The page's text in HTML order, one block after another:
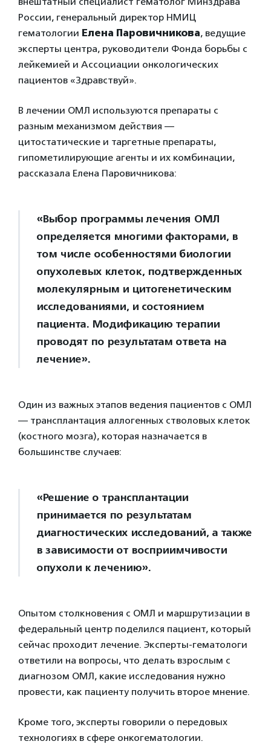
России, генеральный директор НМИЦ
гематологии Елена Паровичникова, ведущие
эксперты центра, руководители Фонда борьбы с
лейкемией и Ассоциации онкологических
пациентов «Здравствуй».
В лечении ОМЛ используются препараты с
разным механизмом действия —
цитостатические и таргетные препараты,
гипометилирующие агенты и их комбинации,
рассказала Елена Паровичникова:
«Выбор программы лечения ОМЛ
определяется многими факторами, в
том числе особенностями биологии
опухолевых клеток, подтвержденных
молекулярным и цитогенетическим
исследованиями, и состоянием
пациента. Модификацию терапии
проводят по результатам ответа на
лечение».
Один из важных этапов ведения пациентов с ОМЛ
— трансплантация аллогенных стволовых клеток
(костного мозга), которая назначается в
большинстве случаев:
«Решение о трансплантации
принимается по результатам
диагностических исследований, а также
в зависимости от восприимчивости
опухоли к лечению».
Опытом столкновения с ОМЛ и маршрутизации в
федеральный центр поделился пациент, который
сейчас проходит лечение. Эксперты-гематологи
ответили на вопросы, что делать взрослым с
диагнозом ОМЛ, какие исследования нужно
провести, как пациенту получить второе мнение.
Кроме того, эксперты говорили о передовых
технологиях в сфере онкогематологии.